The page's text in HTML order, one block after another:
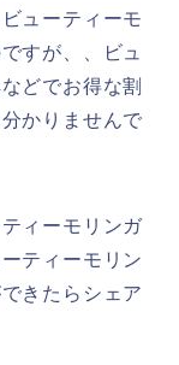
ューティーモ
すが、、ビュ
どでお得な割
かりませんで
ィーモリンガ
ティーモリン
きたらシェア